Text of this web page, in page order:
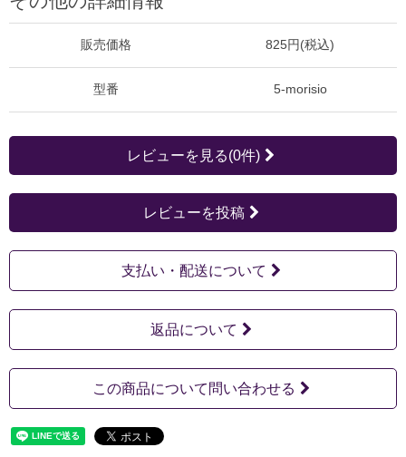
販売価格 825円(税込)
型番 5-morisio
レビューを見る(0件)
レビューを投稿
支払い・配送について
返品について
この商品について問い合わせる